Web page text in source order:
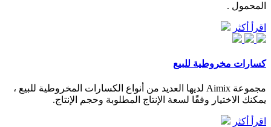
المحمول .
اقرأ أكثر
كسارات مخروطية للبيع
مجموعة Aimix لديها العديد من أنواع الكسارات المخروطية للبيع ،
يمكنك الاختيار وفقًا لسعة الإنتاج المطلوبة وحجم الإنتاج.
اقرأ أكثر